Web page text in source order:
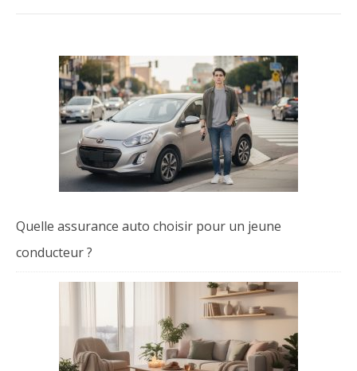
Quelle assurance auto choisir pour un jeune
conducteur ?